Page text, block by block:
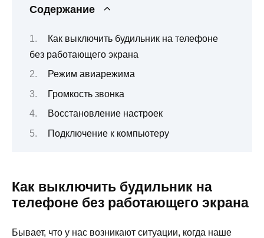
Содержание
Как выключить будильник на телефоне
без работающего экрана
Режим авиарежима
Громкость звонка
Восстановление настроек
Подключение к компьютеру
Как выключить будильник на
телефоне без работающего экрана
Бывает, что у нас возникают ситуации, когда наше